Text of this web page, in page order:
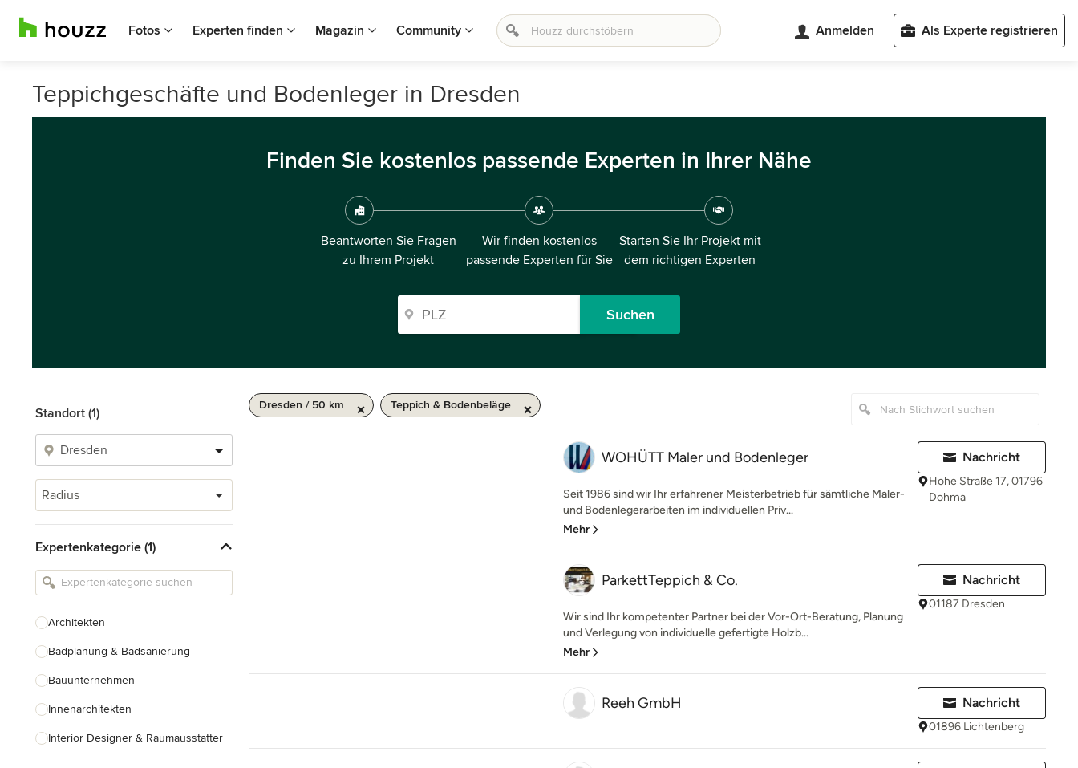
Fotos Experten finden Magazin Community Anmelden Als Experte registrieren
Teppichgeschäfte und Bodenleger in Dresden
Finden Sie kostenlos passende Experten in Ihrer Nähe
Beantworten Sie Fragen
zu Ihrem Projekt
Wir finden kostenlos
passende Experten für Sie
Starten Sie Ihr Projekt mit
dem richtigen Experten
Suchen
Standort (1)
Radius
Expertenkategorie (1)
Architekten
Badplanung & Badsanierung
Bauunternehmen
Innenarchitekten
Interior Designer & Raumausstatter
Dresden / 50 km Teppich & Bodenbeläge
WOHÜTT Maler und Bodenleger
Seit 1986 sind wir Ihr erfahrener Meisterbetrieb für sämtliche Maler-
und Bodenlegerarbeiten im individuellen Priv...
Mehr
Nachricht
Hohe Straße 17, 01796
Dohma
ParkettTeppich & Co.
Wir sind Ihr kompetenter Partner bei der Vor-Ort-Beratung, Planung
und Verlegung von individuelle gefertigte Holzb...
Mehr
Nachricht
01187 Dresden
Reeh GmbH Nachricht
01896 Lichtenberg